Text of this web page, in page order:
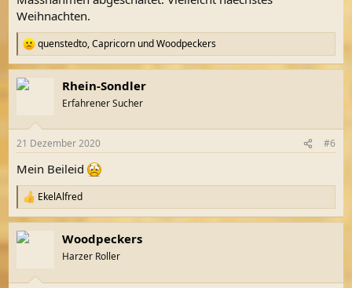
Weihnachten.
R
e
a
k
e
:
quenstedto,Capricorn undWoodpeckers
Rhein-Sondler
Erfahrener Sucher
21 Dezember 2020 #6
Mein Beileid
R
e
a
k
EkelAlfred
Woodpeckers
Harzer Roller